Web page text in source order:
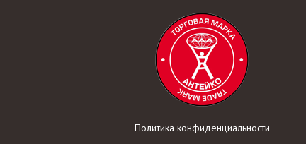
Политика конфиденциальности